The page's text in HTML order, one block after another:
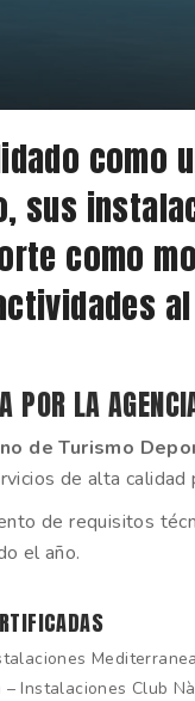
como
sus
como
POR LA
de Turismo
de alta
de requisitos
el año.
Instalaciones Club